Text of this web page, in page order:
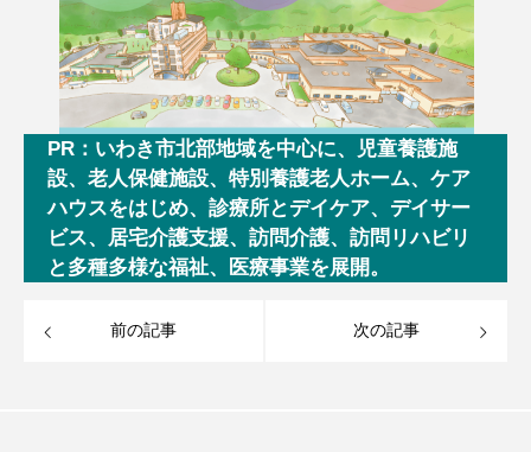
PR：いわき市北部地域を中心に、児童養護施
設、老人保健施設、特別養護老人ホーム、ケア
ハウスをはじめ、診療所とデイケア、デイサー
ビス、居宅介護支援、訪問介護、訪問リハビリ
と多種多様な福祉、医療事業を展開。
前の記事 次の記事